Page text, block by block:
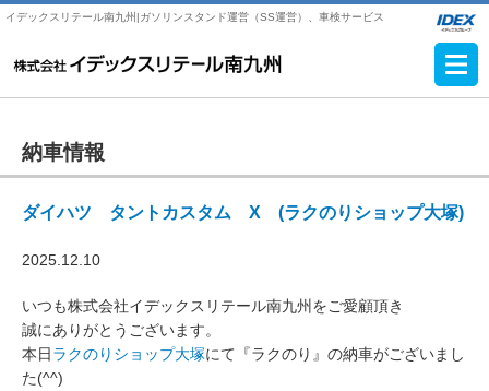
イデックスリテール南九州|ガソリンスタンド運営（SS運営）、車検サービス
納車情報
ダイハツ タントカスタム X (ラクのりショップ大塚)
2025.12.10
いつも株式会社イデックスリテール南九州をご愛顧頂き
誠にありがとうございます。
本日ラクのりショップ大塚にて『ラクのり』の納車がございまし
た(^^)